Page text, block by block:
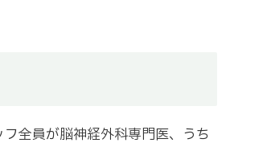
全員が脳神経外科専門医、うち